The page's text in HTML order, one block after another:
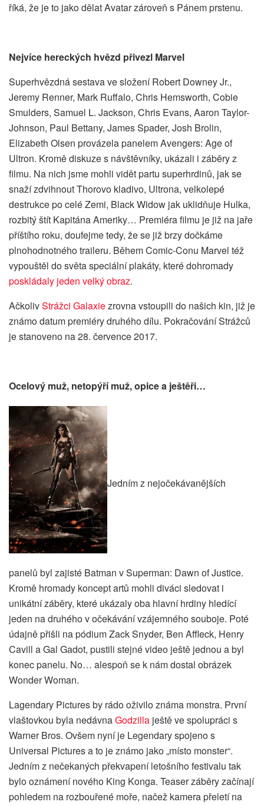
říká, že je to jako dělat Avatar zároveň s Pánem prstenu.
Nejvíce hereckých hvězd přivezl Marvel
Superhvězdná sestava ve složení Robert Downey Jr.,
Jeremy Renner, Mark Ruffalo, Chris Hemsworth, Cobie
Smulders, Samuel L. Jackson, Chris Evans, Aaron Taylor-
Johnson, Paul Bettany, James Spader, Josh Brolin,
Elizabeth Olsen provázela panelem Avengers: Age of
Ultron. Kromě diskuze s návštěvníky, ukázali i záběry z
filmu. Na nich jsme mohli vidět partu superhrdinů, jak se
snaží zdvihnout Thorovo kladivo, Ultrona, velkolepé
destrukce po celé Zemi, Black Widow jak uklidňuje Hulka,
rozbitý štít Kapitána Ameriky… Premiéra filmu je již na jaře
příštího roku, doufejme tedy, že se již brzy dočkáme
plnohodnotného traileru. Během Comic-Conu Marvel též
vypouštěl do světa speciální plakáty, které dohromady
poskládaly jeden velký obraz.
AčkolivStrážci Galaxiezrovna vstoupili do našich kin, již je
známo datum premiéry druhého dílu. Pokračování Strážců
je stanoveno na 28. července 2017.
Ocelový muž, netopýří muž, opice a ještěři…
Jedním z nejočekávanějších
panelů byl zajisté Batman v Superman: Dawn of Justice.
Kromě hromady koncept artů mohli diváci sledovat i
unikátní záběry, které ukázaly oba hlavní hrdiny hledící
jeden na druhého v očekávání vzájemného souboje. Poté
údajně přišli na pódium Zack Snyder, Ben Affleck, Henry
Cavill a Gal Gadot, pustili stejné video ještě jednou a byl
konec panelu. No… alespoň se k nám dostal obrázek
Wonder Woman.
Lagendary Pictures by rádo oživilo známa monstra. První
vlaštovkou byla nedávnaGodzilla ještě ve spolupráci s
Warner Bros. Ovšem nyní je Legendary spojeno s
Universal Pictures a to je známo jako „místo monster“.
Jedním z nečekaných překvapení letošního festivalu tak
bylo oznámení nového King Konga. Teaser záběry začínají
pohledem na rozbouřené moře, načež kamera přeletí na